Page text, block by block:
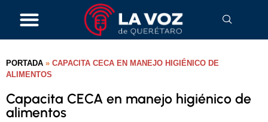
PORTADA » CAPACITA CECA EN MANEJO HIGIÉNICO DE
ALIMENTOS
Capacita CECA en manejo higiénico de
alimentos